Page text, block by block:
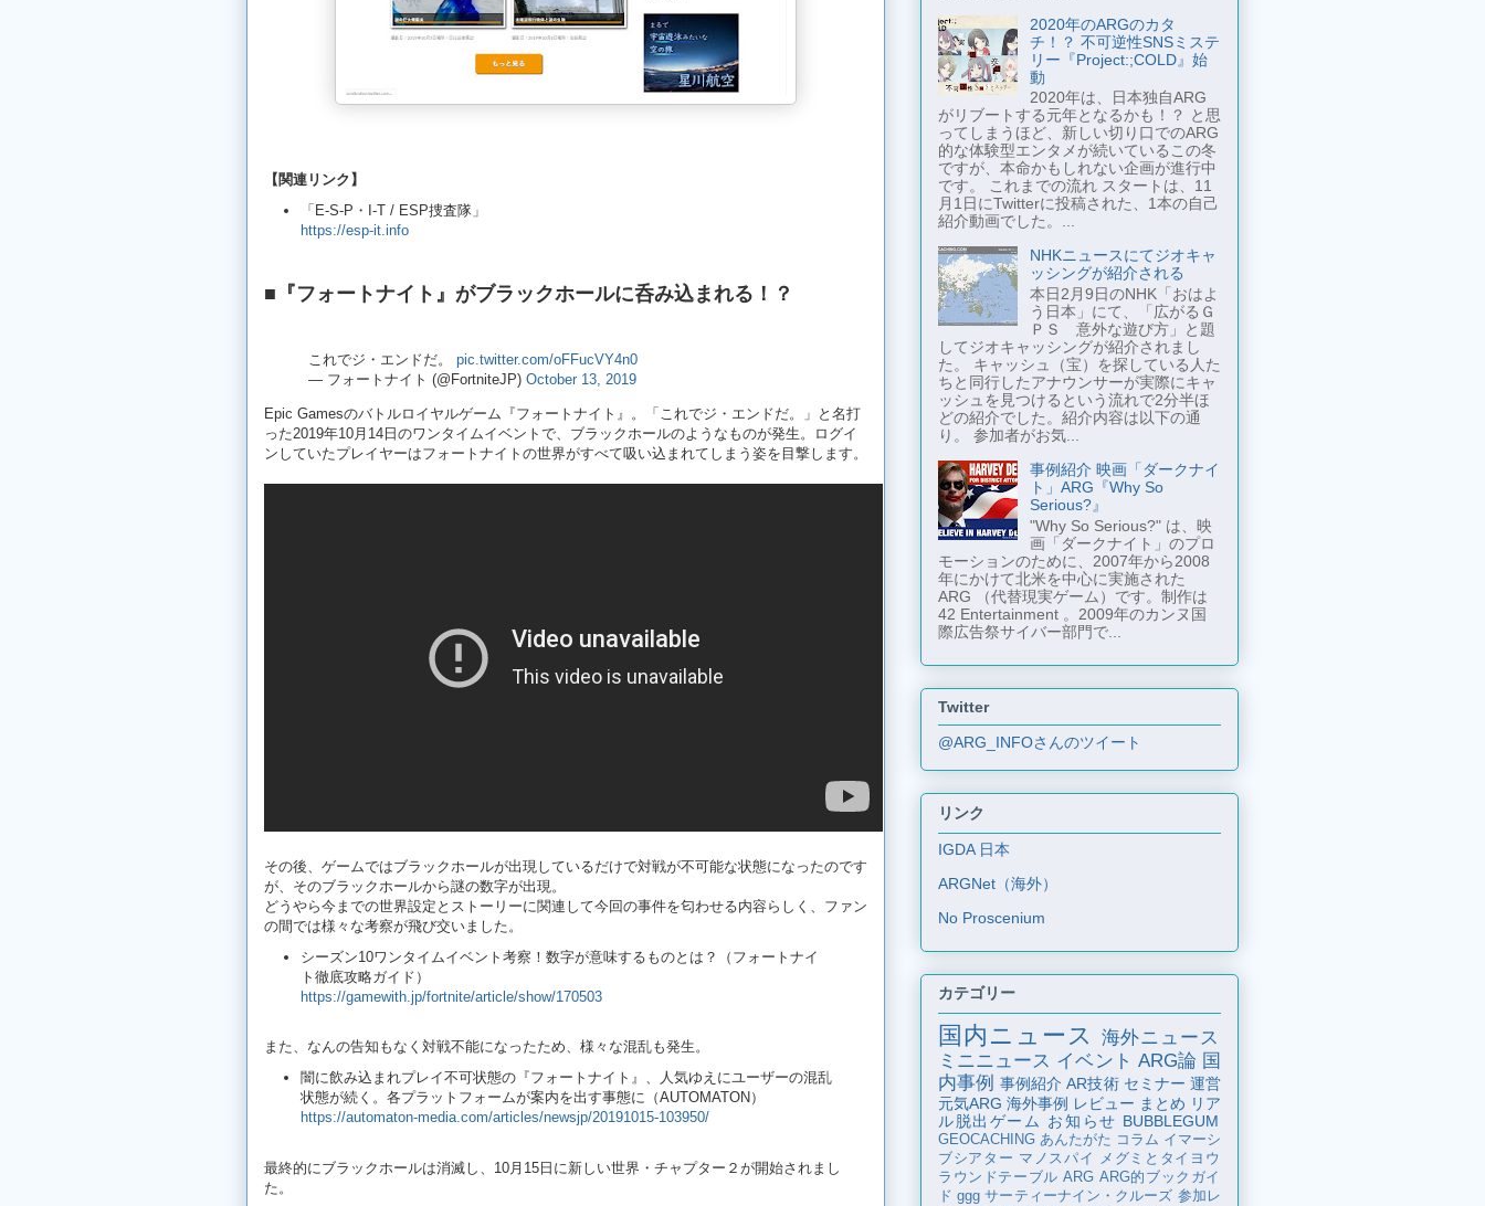
【関連リンク】
「E-S-P・I-T / ESP捜査隊」
https://esp-it.info
■『フォートナイト』がブラックホールに呑み込まれる！？
これでジ・エンドだ。 pic.twitter.com/oFFucVY4n0
— フォートナイト (@FortniteJP) October 13, 2019
Epic Gamesのバトルロイヤルゲーム『フォートナイト』。「これでジ・エンドだ。」と名打
った2019年10月14日のワンタイムイベントで、ブラックホールのようなものが発生。ログイ
ンしていたプレイヤーはフォートナイトの世界がすべて吸い込まれてしまう姿を目撃します。
その後、ゲームではブラックホールが出現しているだけで対戦が不可能な状態になったのです
が、そのブラックホールから謎の数字が出現。
どうやら今までの世界設定とストーリーに関連して今回の事件を匂わせる内容らしく、ファン
の間では様々な考察が飛び交いました。
シーズン10ワンタイムイベント考察！数字が意味するものとは？（フォートナイ
ト徹底攻略ガイド）
https://gamewith.jp/fortnite/article/show/170503
また、なんの告知もなく対戦不能になったため、様々な混乱も発生。
闇に飲み込まれプレイ不可状態の『フォートナイト』、人気ゆえにユーザーの混乱
状態が続く。各プラットフォームが案内を出す事態に（AUTOMATON）
https://automaton-media.com/articles/newsjp/20191015-103950/
最終的にブラックホールは消滅し、10月15日に新しい世界・チャプター２が開始されまし
た。
2020年のARGのカタ
チ！？ 不可逆性SNSミステ
リー『Project:;COLD』始
動
2020年は、日本独自ARG
がリブートする元年となるかも！？ と思
ってしまうほど、新しい切り口でのARG
的な体験型エンタメが続いているこの冬
ですが、本命かもしれない企画が進行中
です。 これまでの流れ スタートは、11
月1日にTwitterに投稿された、1本の自己
紹介動画でした。...
NHKニュースにてジオキャ
ッシングが紹介される
本日2月9日のNHK「おはよ
う日本」にて、「広がるＧ
ＰＳ 意外な遊び方」と題
してジオキャッシングが紹介されまし
た。 キャッシュ（宝）を探している人た
ちと同行したアナウンサーが実際にキャ
ッシュを見つけるという流れで2分半ほ
どの紹介でした。紹介内容は以下の通
り。 参加者がお気...
事例紹介 映画「ダークナイ
ト」ARG『Why So
Serious?』
"Why So Serious?" は、映
画「ダークナイト」のプロ
モーションのために、2007年から2008
年にかけて北米を中心に実施された
ARG （代替現実ゲーム）です。制作は
42 Entertainment 。2009年のカンヌ国
際広告祭サイバー部門で...
Twitter
@ARG_INFOさんのツイート
リンク
IGDA 日本
ARGNet（海外）
No Proscenium
カテゴリー
国内ニュース
海外ニュース
ミニニュース イベント ARG論 国
内事例 事例紹介 AR技術 セミナー 運営
元気ARG 海外事例 レビュー まとめ リア
ル脱出ゲーム
お知らせ BUBBLEGUM
GEOCACHING あんたがた コラム イマーシ
ブシアター マノスパイ
メグミとタイヨウ
ラウンドテーブル ARG ARG的ブックガイ
ド ggg サーティーナイン・クルーズ 参加レ